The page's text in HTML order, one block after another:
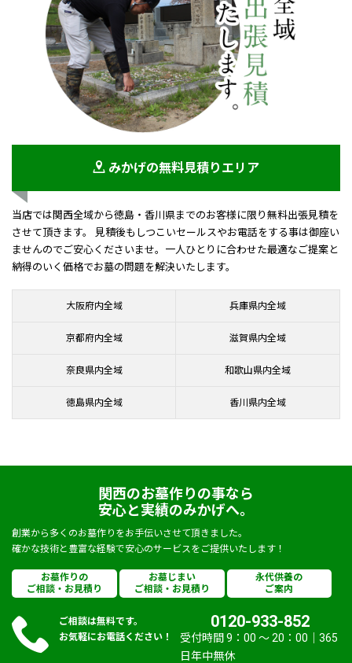
みかげの無料見積りエリア
当店では関西全域から徳島・香川県までのお客様に限り無料出張見積を
させて頂きます。 見積後もしつこいセールスやお電話をする事は御座い
ませんのでご安心くださいませ。一人ひとりに合わせた最適なご提案と
納得のいく価格でお墓の問題を解決いたします。
大阪府内全域 兵庫県内全域
京都府内全域 滋賀県内全域
奈良県内全域 和歌山県内全域
徳島県内全域 香川県内全域
関西のお墓作りの事なら
安心と実績のみかげへ。
創業から多くのお墓作りをお手伝いさせて頂きました。
確かな技術と豊富な経験で安心のサービスをご提供いたします！
お墓作りの
ご相談・お見積り
お墓じまい
ご相談・お見積り
永代供養の
ご案内
ご相談は無料です。
お気軽にお電話ください！
0120-933-852
受付時間 9：00 〜 20：00｜365
日年中無休